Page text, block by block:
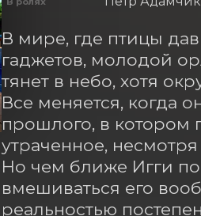
В мире, где птицы
гаджетов, молодой
тянет в небо, хотя
Все меняется, когда
прошлого, в котором
утраченное,
Но чем ближе Игги
вмешиваться его
реальностью